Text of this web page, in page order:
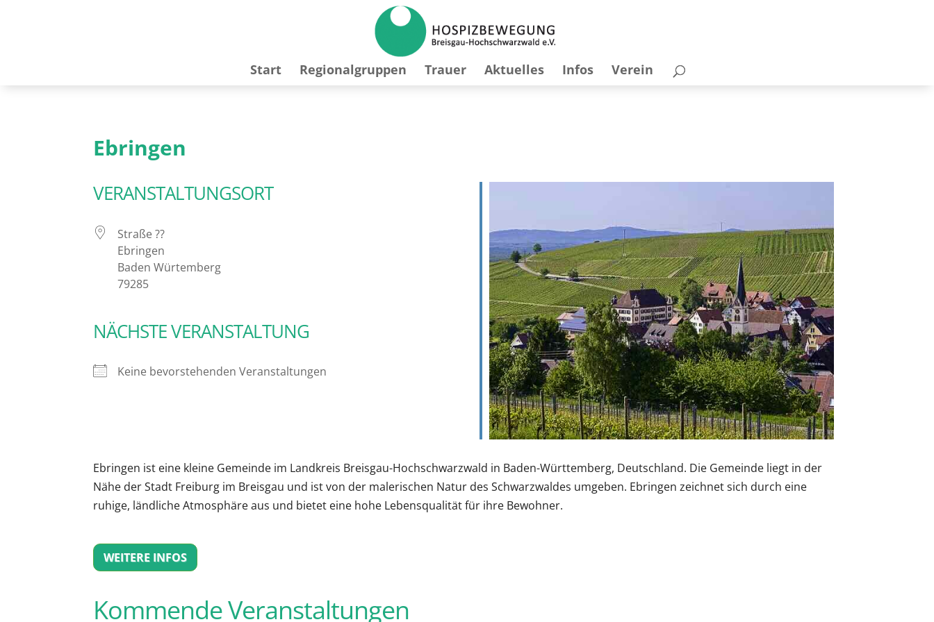
Start Regionalgruppen Trauer Aktuelles Infos Verein
Ebringen
VERANSTALTUNGSORT
Straße ??
Ebringen
Baden Würtemberg
79285
NÄCHSTE VERANSTALTUNG
Keine bevorstehenden Veranstaltungen
Ebringen ist eine kleine Gemeinde im Landkreis Breisgau-Hochschwarzwald in Baden-Württemberg, Deutschland. Die Gemeinde liegt in der
Nähe der Stadt Freiburg im Breisgau und ist von der malerischen Natur des Schwarzwaldes umgeben. Ebringen zeichnet sich durch eine
ruhige, ländliche Atmosphäre aus und bietet eine hohe Lebensqualität für ihre Bewohner.
WEITERE INFOS
Kommende Veranstaltungen